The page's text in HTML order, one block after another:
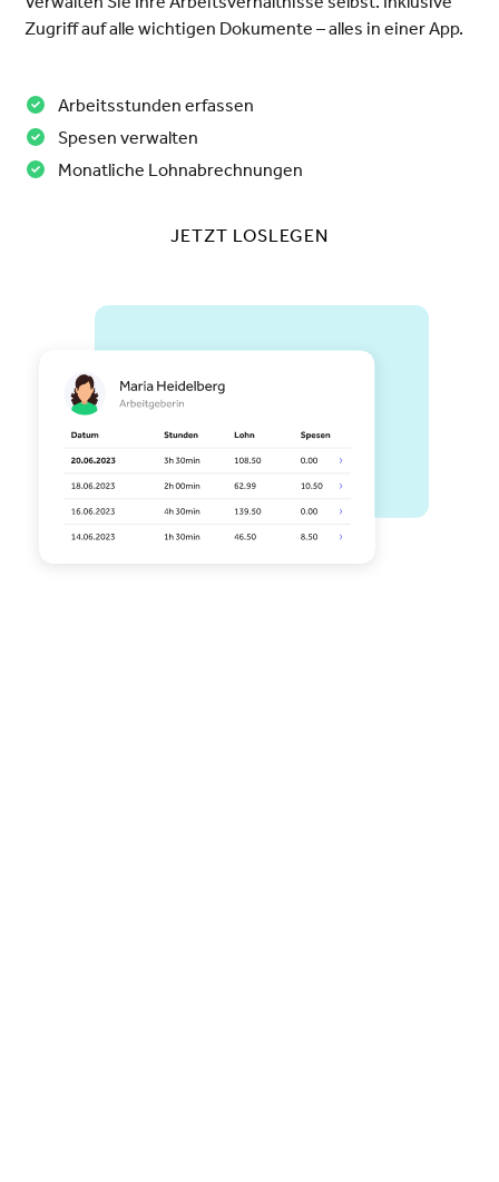
Zugriff auf alle wichtigen Dokumente – alles in einer App.
Arbeitsstunden erfassen
Spesen verwalten
Monatliche Lohnabrechnungen
JETZT LOSLEGEN